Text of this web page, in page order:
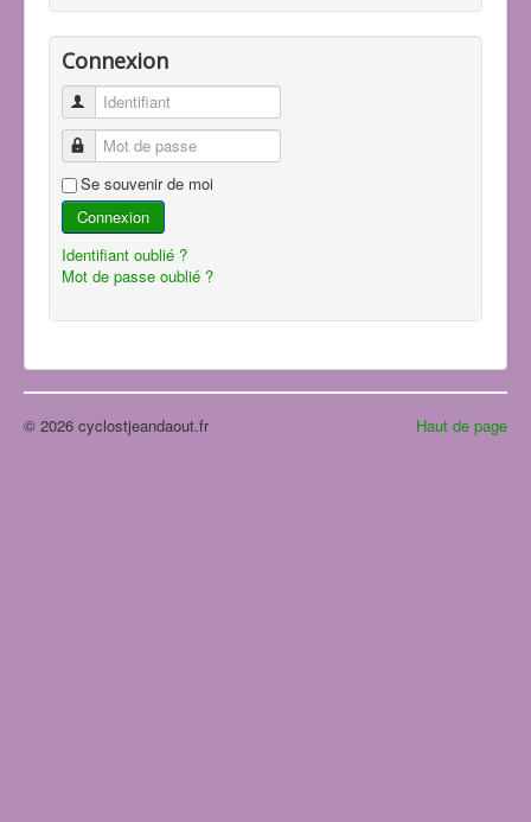
Connexion
Identifiant
Mot de passe
Se souvenir de moi
Connexion
Identifiant oublié ?
Mot de passe oublié ?
Haut de page
© 2026 cyclostjeandaout.fr